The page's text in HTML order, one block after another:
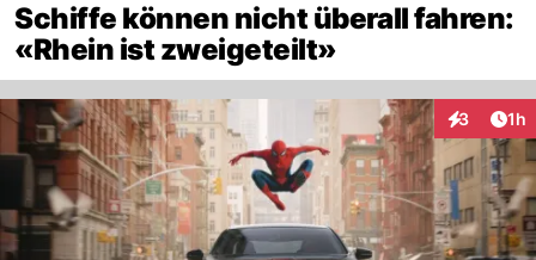
Schiffe können nicht überall fahren:
«Rhein ist zweigeteilt»
3 1h